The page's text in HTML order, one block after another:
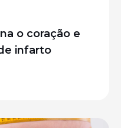
o coração e
infarto